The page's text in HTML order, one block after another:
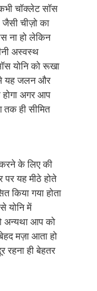
चॉक्लेट सॉस
चीज़ो का
ना हो लेकिन
अस्वस्थ
योनि को रूखा
से यह जलन और
अगर आप
तक ही सीमित
के लिए की
यह मीठे होते
किया गया होता
योनि में
अन्यथा आप को
मज़ा आता हो
रहना ही बेहतर